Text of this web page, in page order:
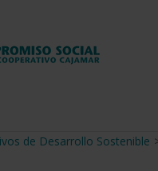
de Desarrollo Sostenible